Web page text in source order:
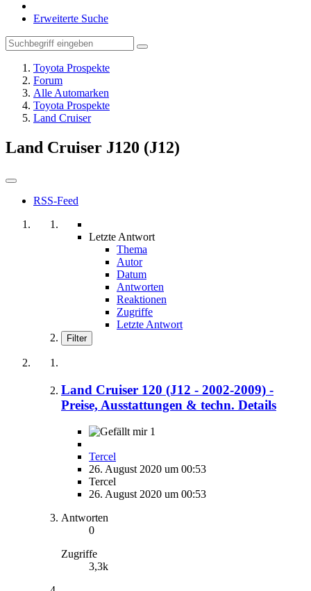
Erweiterte Suche
Toyota Prospekte
Forum
Alle Automarken
Toyota Prospekte
Land Cruiser
Land Cruiser J120 (J12)
RSS-Feed
Letzte Antwort
Thema
Autor
Datum
Antworten
Reaktionen
Zugriffe
Letzte Antwort
Filter
Land Cruiser 120 (J12 - 2002-2009) -
Preise, Ausstattungen & techn. Details
1
Tercel
26. August 2020 um 00:53
Tercel
26. August 2020 um 00:53
Antworten
0
Zugriffe
3,3k